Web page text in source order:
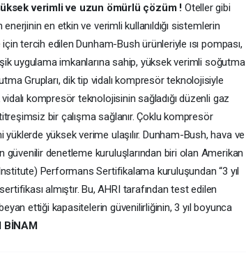
verimli ve uzun ömürlü çözüm ! Oteller gibi
en etkin ve verimli kullanıldığı sistemlerin
tercih edilen Dunham-Bush ürünleriyle ısı pompası,
uygulama imkanlarına sahip, yüksek verimli soğutma
Grupları, dik tip vidalı kompresör teknolojisiyle
kompresör teknolojisinin sağladığı düzenli gaz
bir çalışma sağlanır. Çoklu kompresör
yüksek verime ulaşılır. Dunham-Bush, hava ve
güvenilir denetleme kuruluşlarından biri olan Amerikan
Performans Sertifikalama kuruluşundan “3 yıl
almıştır. Bu, AHRI tarafından test edilen
ettiği kapasitelerin güvenilirliğinin, 3 yıl boyunca
BİNAM